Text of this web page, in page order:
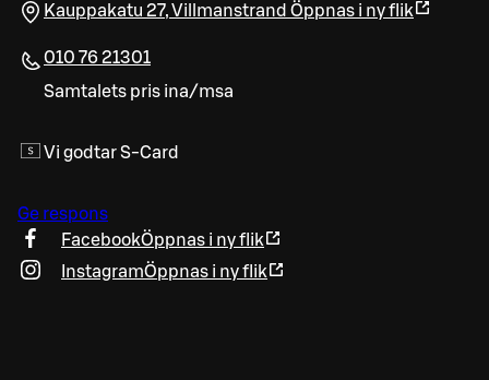
Kauppakatu 27,Villmanstrand Öppnas i ny flik
010 76 21301
Samtalets pris ina/msa
Vi godtar S-Card
Ge respons
FacebookÖppnas i ny flik
InstagramÖppnas i ny flik